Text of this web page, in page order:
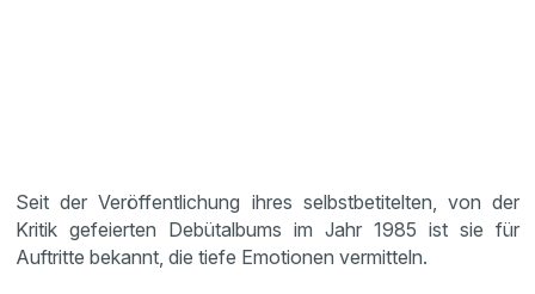
Seit der Veröffentlichung ihres selbstbetitelten, von der
Kritik gefeierten Debütalbums im Jahr 1985 ist sie für
Auftritte bekannt, die tiefe Emotionen vermitteln.